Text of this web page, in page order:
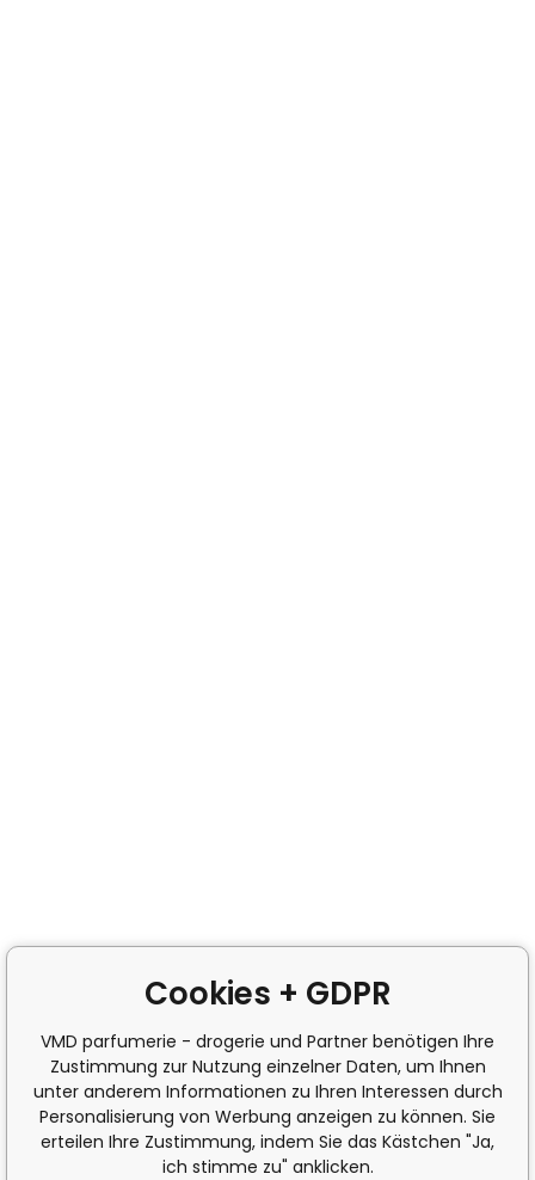
Cookies + GDPR
VMD parfumerie - drogerie und Partner benötigen Ihre
Zustimmung zur Nutzung einzelner Daten, um Ihnen
unter anderem Informationen zu Ihren Interessen durch
Personalisierung von Werbung anzeigen zu können. Sie
erteilen Ihre Zustimmung, indem Sie das Kästchen "Ja,
ich stimme zu" anklicken.